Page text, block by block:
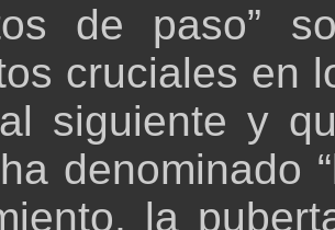
de paso”
cruciales en
siguiente y
denominado
la